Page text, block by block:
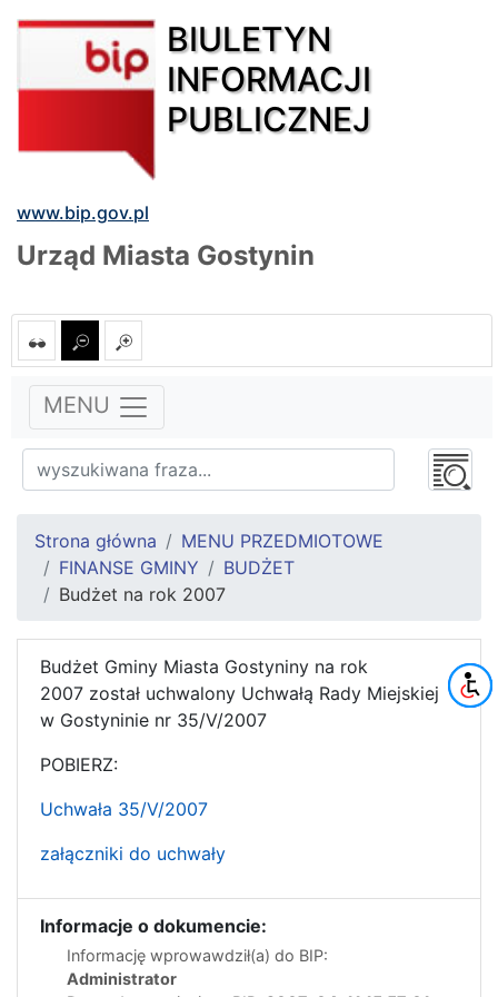
BIULETYN
INFORMACJI
PUBLICZNEJ
www.bip.gov.pl
Urząd Miasta Gostynin
MENU
Strona główna
MENU PRZEDMIOTOWE
FINANSE GMINY
BUDŻET
Budżet na rok 2007
Budżet Gminy Miasta Gostyniny na rok
2007 został uchwalony Uchwałą Rady Miejskiej
w Gostyninie nr 35/V/2007
POBIERZ:
Uchwała 35/V/2007
załączniki do uchwały
Informacje o dokumencie:
Informację wprowawdził(a) do BIP:
Administrator